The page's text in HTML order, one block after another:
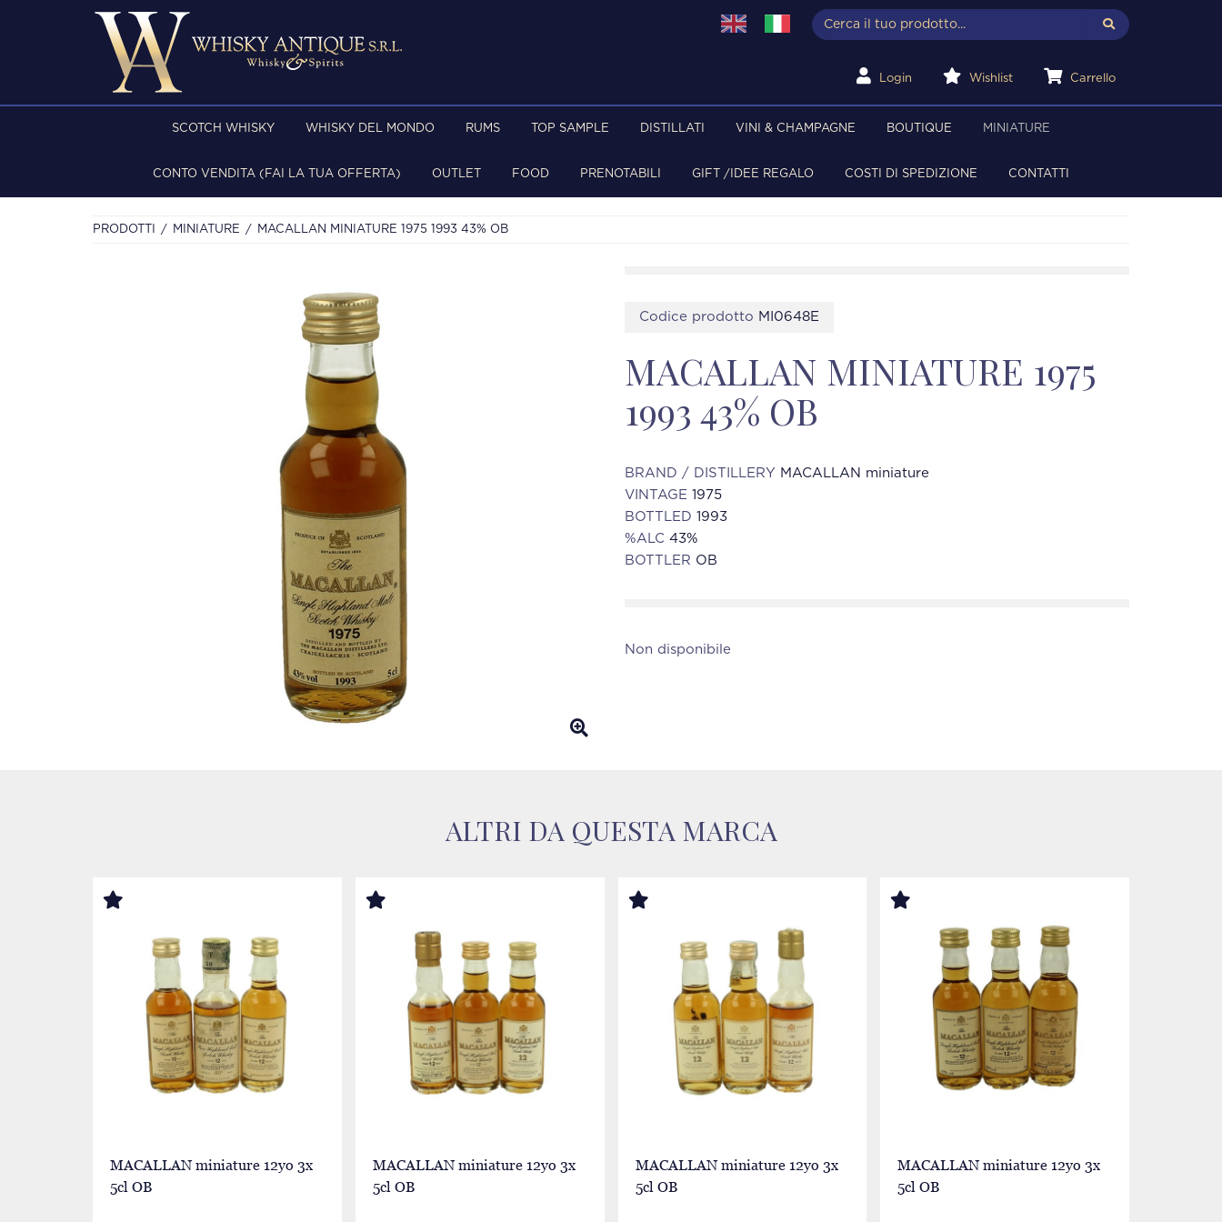
Login Wishlist Carrello
SCOTCH WHISKY WHISKY DEL MONDO RUMS TOP SAMPLE DISTILLATI VINI & CHAMPAGNE BOUTIQUE MINIATURE
CONTO VENDITA (FAI LA TUA OFFERTA) OUTLET FOOD PRENOTABILI GIFT /IDEE REGALO COSTI DI SPEDIZIONE CONTATTI
PRODOTTI MINIATURE MACALLAN MINIATURE 1975 1993 43% OB
Codice prodotto MI0648E
MACALLAN MINIATURE 1975
1993 43% OB
BRAND / DISTILLERY MACALLAN miniature
VINTAGE 1975
BOTTLED 1993
%ALC 43%
BOTTLER OB
Non disponibile
ALTRI DA QUESTA MARCA
MACALLAN miniature 12yo 3x
5cl OB
MACALLAN miniature 12yo 3x
5cl OB
MACALLAN miniature 12yo 3x
5cl OB
MACALLAN miniature 12yo 3x
5cl OB